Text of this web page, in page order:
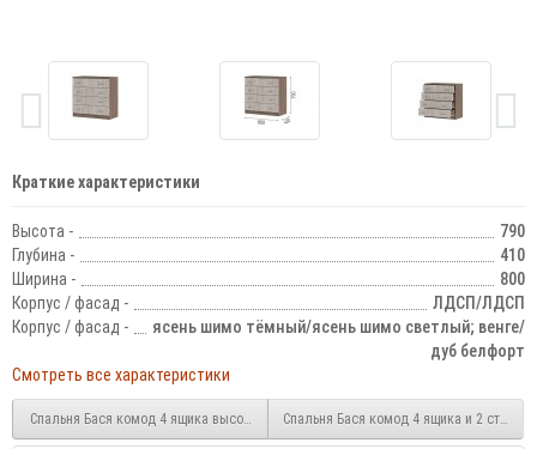
Краткие характеристики
Высота -
790
Глубина -
410
Ширина -
800
Корпус / фасад -
ЛДСП/ЛДСП
Корпус / фасад -
ясень шимо тёмный/ясень шимо светлый; венге/
дуб белфорт
Смотреть все характеристики
Спальня Бася комод 4 ящика высокий Спальня Бася комод 4 ящика и 2 створки